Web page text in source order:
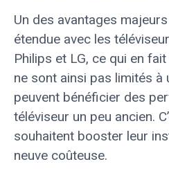
Un des avantages
étendue avec les
Philips et LG, ce qui en
ne sont ainsi pas limités
peuvent bénéficier des
téléviseur un peu ancien.
souhaitent booster leur
neuve coûteuse.